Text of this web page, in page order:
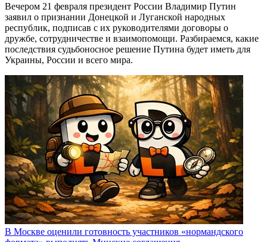
Вечером 21 февраля президент России Владимир Путин
заявил о признании Донецкой и Луганской народных
республик, подписав с их руководителями договоры о
дружбе, сотрудничестве и взаимопомощи. Разбираемся, какие
последствия судьбоносное решение Путина будет иметь для
Украины, России и всего мира.
В Москве оценили готовность участников «нормандского